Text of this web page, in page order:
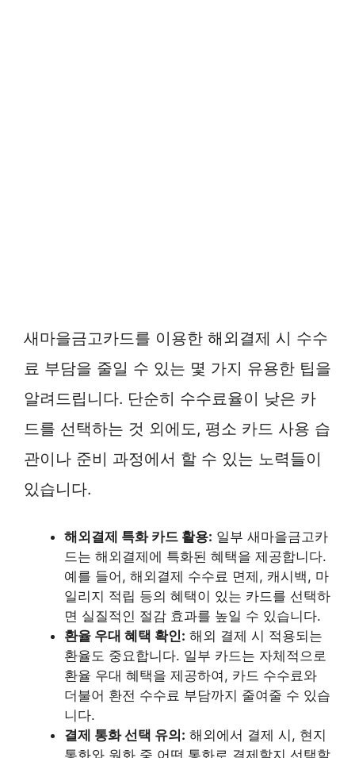
새마을금고카드를 이용한 해외결제 시 수수
료 부담을 줄일 수 있는 몇 가지 유용한 팁을
알려드립니다. 단순히 수수료율이 낮은 카
드를 선택하는 것 외에도, 평소 카드 사용 습
관이나 준비 과정에서 할 수 있는 노력들이
있습니다.
해외결제 특화 카드 활용: 일부 새마을금고카
드는 해외결제에 특화된 혜택을 제공합니다.
예를 들어, 해외결제 수수료 면제, 캐시백, 마
일리지 적립 등의 혜택이 있는 카드를 선택하
면 실질적인 절감 효과를 높일 수 있습니다.
환율 우대 혜택 확인: 해외 결제 시 적용되는
환율도 중요합니다. 일부 카드는 자체적으로
환율 우대 혜택을 제공하여, 카드 수수료와
더불어 환전 수수료 부담까지 줄여줄 수 있습
니다.
결제 통화 선택 유의: 해외에서 결제 시, 현지